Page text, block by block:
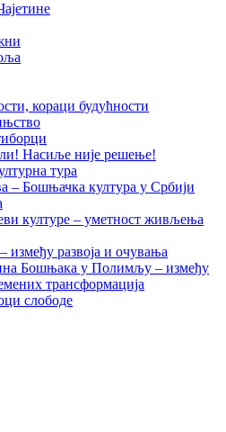
кораци будућности
Насиље није решење!
тура
– Бошњачка култура у Србији
културе – уметност живљења
између развоја и очувања
Бошњака у Полимљу – између
трансформација
слободе